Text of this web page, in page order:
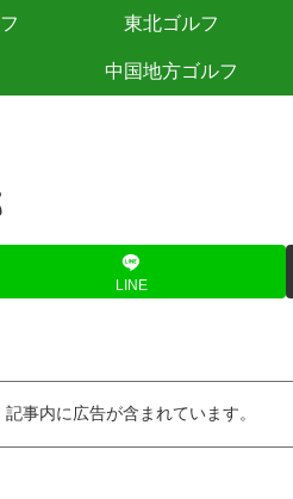
東北ゴルフ
中国地方ゴルフ
LINE
記事内に広告が含まれています。